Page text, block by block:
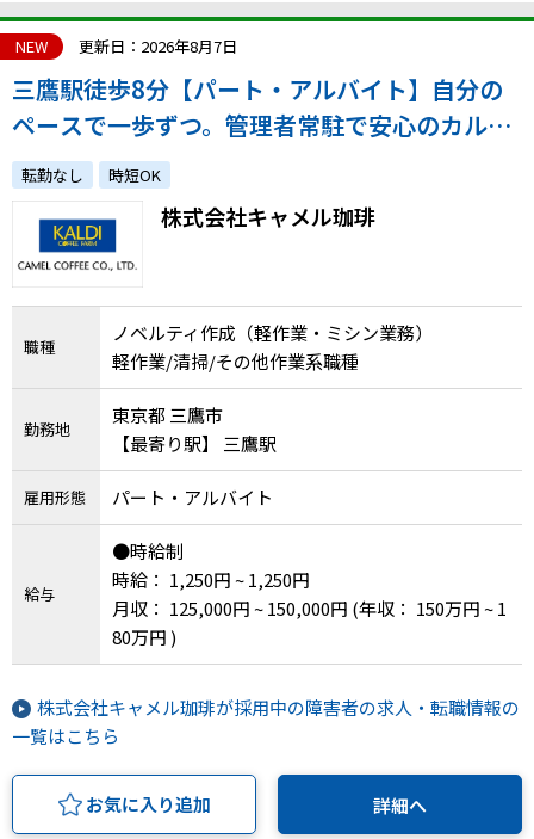
NEW 更新日：2026年8月7日
三鷹駅徒歩8分【パート・アルバイト】自分の
ペースで一歩ずつ。管理者常駐で安心のカルデ
ィ軽作業・ミシン業務スタッフ（週20h～／週
4日～相談可）
転勤なし 時短OK
株式会社キャメル珈琲
職種
ノベルティ作成（軽作業・ミシン業務）
軽作業/清掃/その他作業系職種
勤務地
東京都 三鷹市
【最寄り駅】 三鷹駅
雇用形態 パート・アルバイト
給与
●時給制
時給： 1,250円 ~ 1,250円
月収： 125,000円 ~ 150,000円 (年収： 150万円 ~ 1
80万円 )
株式会社キャメル珈琲が採用中の障害者の求人・転職情報の
一覧はこちら
お気に入り追加 詳細へ